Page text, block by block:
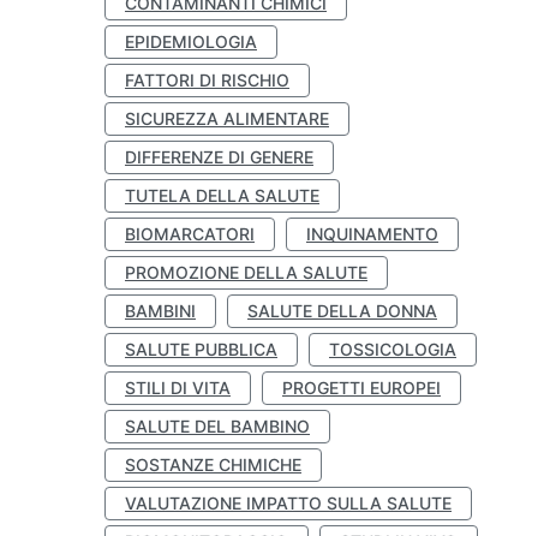
EPIDEMIOLOGIA
FATTORI DI RISCHIO
SICUREZZA ALIMENTARE
DIFFERENZE DI GENERE
TUTELA DELLA SALUTE
BIOMARCATORI
INQUINAMENTO
PROMOZIONE DELLA SALUTE
BAMBINI
SALUTE DELLA DONNA
SALUTE PUBBLICA
TOSSICOLOGIA
STILI DI VITA
PROGETTI EUROPEI
SALUTE DEL BAMBINO
SOSTANZE CHIMICHE
VALUTAZIONE IMPATTO SULLA SALUTE